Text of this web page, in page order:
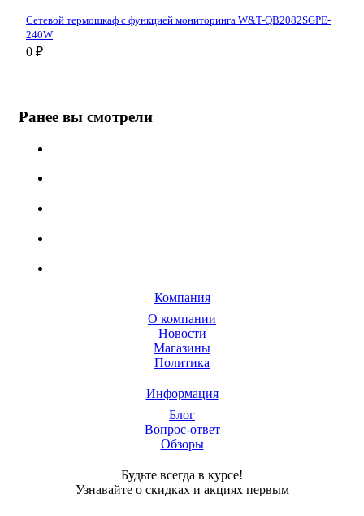
Сетевой термошкаф с функцией мониторинга W&T-QB2082SGPE-
240W
0 ₽
Ранее вы смотрели
Компания
О компании
Новости
Магазины
Политика
Информация
Блог
Вопрос-ответ
Обзоры
Будьте всегда в курсе!
Узнавайте о скидках и акциях первым